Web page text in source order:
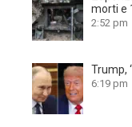
morti e
2:52 pm
Trump,
6:19 pm